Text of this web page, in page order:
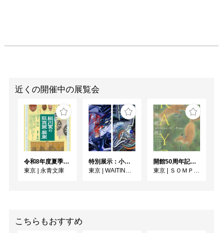
近くの開催中の展覧会
令和8年度夏季展 えいえいやっとな！蔵出し！細川家の狂言面・装束
東京
永青文庫
特別展示：小林健太『PARALLAX//TOKYO』
東京
WAITINGROOM
開館50周年記念 山口華楊展
東京
ＳＯＭＰＯ美術館
こちらもおすすめ